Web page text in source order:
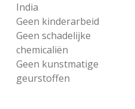
India
Geen kinderarbeid
Geen schadelijke
chemicaliën
Geen kunstmatige
geurstoffen